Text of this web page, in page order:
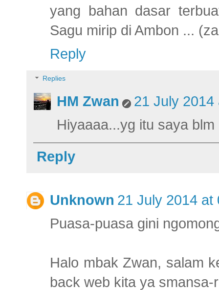
yang bahan dasar
Sagu mirip di Ambon ...
Reply
Replies
HM Zwan
21 July 2014
Hiyaaaa...yg itu saya
Reply
Unknown 21 July 2014 at
Puasa-puasa gini
Halo mbak Zwan, salam
back web kita ya smansa-